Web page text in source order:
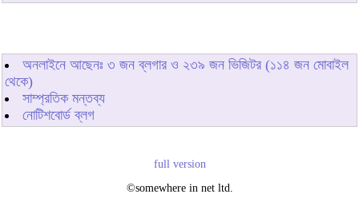
অনলাইনে আছেনঃ ৩ জন ব্লগার ও ২৩৯ জন ভিজিটর (১১৪ জন মোবাইল
থেকে)
সাম্প্রতিক মন্তব্য
নোটিশবোর্ড ব্লগ
full version
©somewhere in net ltd.